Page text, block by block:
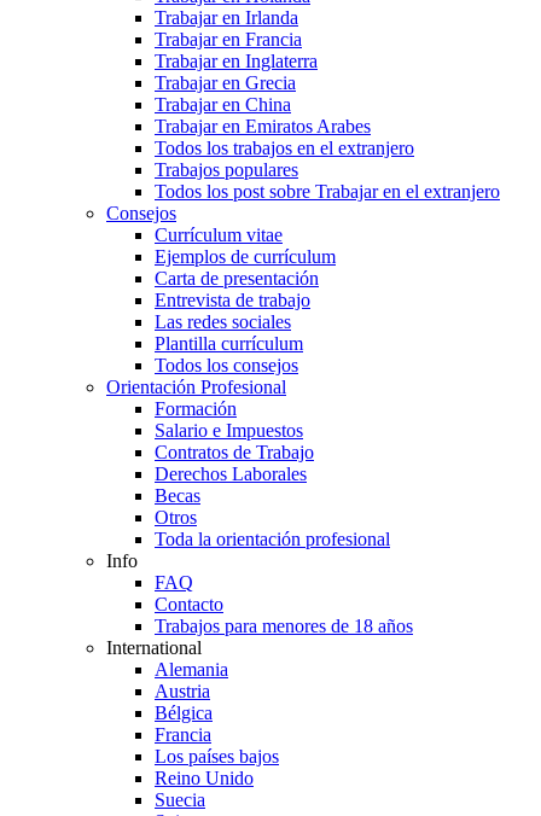
Trabajar en Irlanda
Trabajar en Francia
Trabajar en Inglaterra
Trabajar en Grecia
Trabajar en China
Trabajar en Emiratos Arabes
Todos los trabajos en el extranjero
Trabajos populares
Todos los post sobre Trabajar en el extranjero
Consejos
Currículum vitae
Ejemplos de currículum
Carta de presentación
Entrevista de trabajo
Las redes sociales
Plantilla currículum
Todos los consejos
Orientación Profesional
Formación
Salario e Impuestos
Contratos de Trabajo
Derechos Laborales
Becas
Otros
Toda la orientación profesional
Info
FAQ
Contacto
Trabajos para menores de 18 años
International
Alemania
Austria
Bélgica
Francia
Los países bajos
Reino Unido
Suecia